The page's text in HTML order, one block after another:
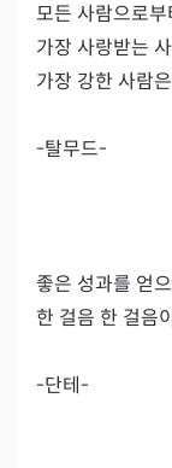
모든 사람으로
가장 사랑받는
가장 강한 사람
-탈무드-
좋은 성과를 얻
한 걸음 한 걸음
-단테-